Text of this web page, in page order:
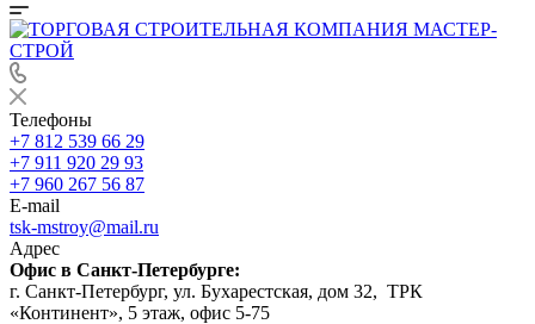
Телефоны
+7 812 539 66 29
+7 911 920 29 93
+7 960 267 56 87
E-mail
tsk-mstroy@mail.ru
Адрес
Офис в Санкт-Петербурге:
г. Санкт-Петербург, ул. Бухарестская, дом 32, ТРК
«Континент», 5 этаж, офис 5-75